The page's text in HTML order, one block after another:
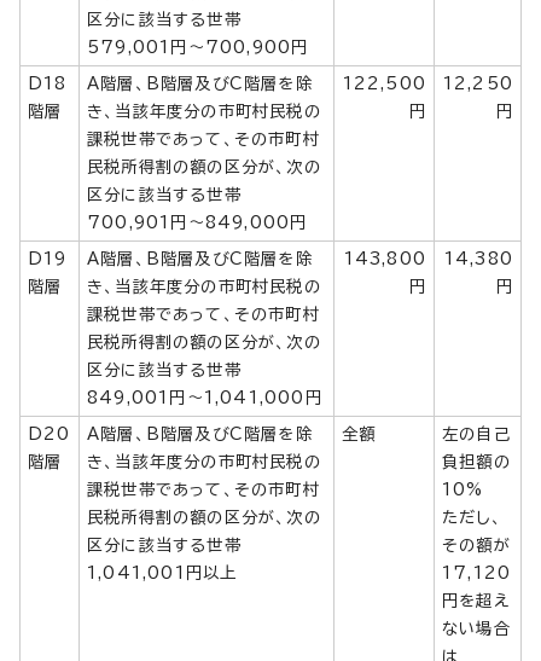
区分に該当する世帯
579,001円～700,900円
D18
階層
A階層、B階層及びC階層を除
き、当該年度分の市町村民税の
課税世帯であって、その市町村
民税所得割の額の区分が、次の
区分に該当する世帯
700,901円～849,000円
122,500
円
12,250
円
D19
階層
A階層、B階層及びC階層を除
き、当該年度分の市町村民税の
課税世帯であって、その市町村
民税所得割の額の区分が、次の
区分に該当する世帯
849,001円～1,041,000円
143,800
円
14,380
円
D20
階層
A階層、B階層及びC階層を除
き、当該年度分の市町村民税の
課税世帯であって、その市町村
民税所得割の額の区分が、次の
区分に該当する世帯
1,041,001円以上
全額
左の自己
負担額の
10%
ただし、
その額が
17,120
円を超え
ない場合
は